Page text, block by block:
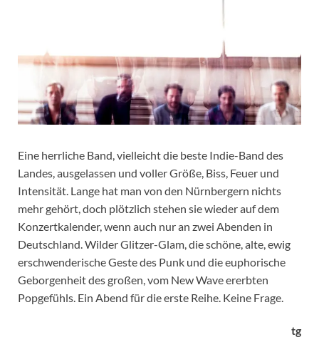
Eine herrliche Band, vielleicht die beste Indie-Band des
Landes, ausgelassen und voller Größe, Biss, Feuer und
Intensität. Lange hat man von den Nürnbergern nichts
mehr gehört, doch plötzlich stehen sie wieder auf dem
Konzertkalender, wenn auch nur an zwei Abenden in
Deutschland. Wilder Glitzer-Glam, die schöne, alte, ewig
erschwenderische Geste des Punk und die euphorische
Geborgenheit des großen, vom New Wave ererbten
Popgefühls. Ein Abend für die erste Reihe. Keine Frage.
tg